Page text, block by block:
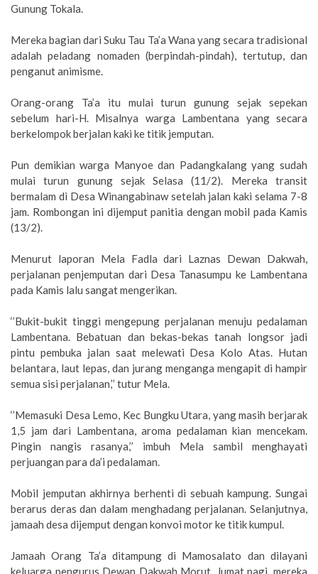
Gunung Tokala.
Mereka bagian dari Suku Tau Ta’a Wana yang secara tradisional
adalah peladang nomaden (berpindah-pindah), tertutup, dan
penganut animisme.
Orang-orang Ta’a itu mulai turun gunung sejak sepekan
sebelum hari-H. Misalnya warga Lambentana yang secara
berkelompok berjalan kaki ke titik jemputan.
Pun demikian warga Manyoe dan Padangkalang yang sudah
mulai turun gunung sejak Selasa (11/2). Mereka transit
bermalam di Desa Winangabinaw setelah jalan kaki selama 7-8
jam. Rombongan ini dijemput panitia dengan mobil pada Kamis
(13/2).
Menurut laporan Mela Fadla dari Laznas Dewan Dakwah,
perjalanan penjemputan dari Desa Tanasumpu ke Lambentana
pada Kamis lalu sangat mengerikan.
‘’Bukit-bukit tinggi mengepung perjalanan menuju pedalaman
Lambentana. Bebatuan dan bekas-bekas tanah longsor jadi
pintu pembuka jalan saat melewati Desa Kolo Atas. Hutan
belantara, laut lepas, dan jurang menganga mengapit di hampir
semua sisi perjalanan,’’ tutur Mela.
‘’Memasuki Desa Lemo, Kec Bungku Utara, yang masih berjarak
1,5 jam dari Lambentana, aroma pedalaman kian mencekam.
Pingin nangis rasanya,’’ imbuh Mela sambil menghayati
perjuangan para da’i pedalaman.
Mobil jemputan akhirnya berhenti di sebuah kampung. Sungai
berarus deras dan dalam menghadang perjalanan. Selanjutnya,
jamaah desa dijemput dengan konvoi motor ke titik kumpul.
Jamaah Orang Ta’a ditampung di Mamosalato dan dilayani
keluarga pengurus Dewan Dakwah Morut. Jumat pagi, mereka